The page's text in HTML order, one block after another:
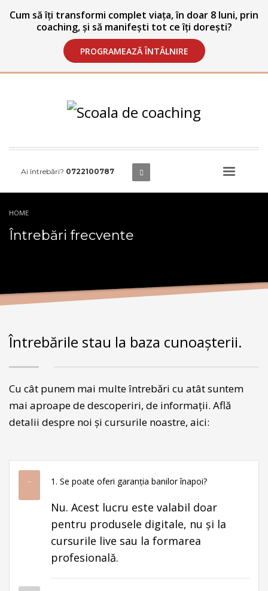
Cum să îți transformi complet viața, în doar 8 luni, prin
coaching, și să manifești tot ce îți dorești?
PROGRAMEAZĂ ÎNTÂLNIRE
Ai întrebări? 0722100787
HOME
Întrebări frecvente
Întrebările stau la baza cunoașterii.
Cu cât punem mai multe întrebări cu atât suntem
mai aproape de descoperiri, de informații. Află
detalii despre noi și cursurile noastre, aici:
1. Se poate oferi garanția banilor înapoi?
Nu. Acest lucru este valabil doar
pentru produsele digitale, nu și la
cursurile live sau la formarea
profesională.